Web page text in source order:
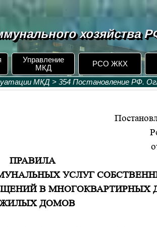
Управление
МКД
РСО ЖКХ
хозяйства
МКД >354 Постановление РФ.
ПРАВИЛА
УСЛУГ
В МНОГОКВАРТИРНЫХ
ДОМОВ